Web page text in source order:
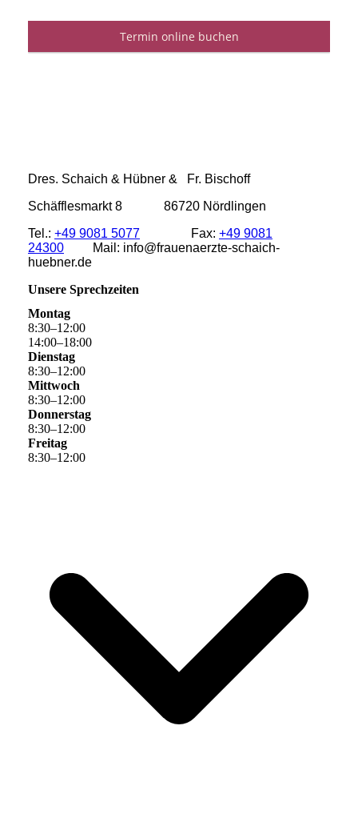
Dres. Schaich & Hübner & Fr. Bischoff
Schäfflesmarkt 8 86720 Nördlingen
Tel.: +49 9081 5077 Fax: +49 9081
24300 Mail: info@frauenaerzte-schaich-
huebner.de
Unsere Sprechzeiten
Montag
8:30–12:00
14:00–18:00
Dienstag
8:30–12:00
Mittwoch
8:30–12:00
Donnerstag
8:30–12:00
Freitag
8:30–12:00